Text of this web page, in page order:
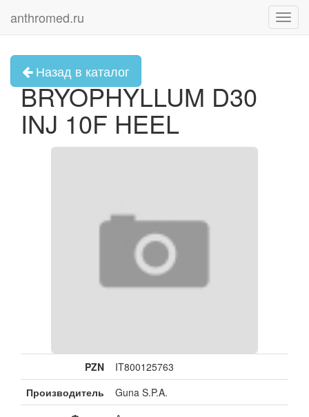
anthromed.ru
Назад в каталог
BRYOPHYLLUM D30
INJ 10F HEEL
PZN
IT800125763
Производитель
Guna S.P.A.